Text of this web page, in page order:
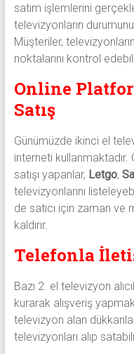
satım işlemlerini
televizyonların
Müşteriler,
noktalarını kontrol
Online
Satış
Günümüzde ikinci el
interneti kullanmaktadır.
satışı yapanlar, Letgo,
televizyonlarını
de satıcı için zaman ve
kaldırır.
Telefonla
Bazı 2. el televizyon
kurarak alışveriş
televizyon alan
televizyonları alıp